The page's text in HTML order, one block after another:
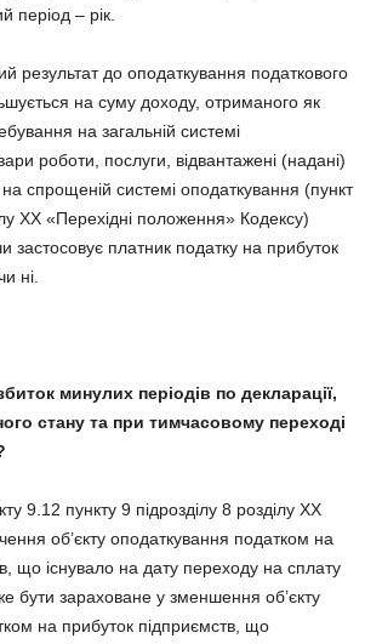
період – рік.
результат до оподаткування податкового
на суму доходу, отриманого як
на загальній системі
роботи, послуги, відвантажені (надані)
спрощеній системі оподаткування (пункт
ХХ «Перехідні положення» Кодексу)
застосовує платник податку на прибуток
ні.
минулих періодів по декларації,
стану та при тимчасовому переході
9.12 пункту 9 підрозділу 8 розділу ХХ
об’єкту оподаткування податком на
що існувало на дату переходу на сплату
бути зараховане у зменшення об’єкту
на прибуток підприємств, що